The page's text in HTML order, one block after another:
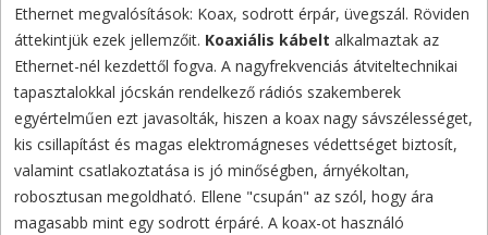
Ethernet megvalósítások: Koax, sodrott érpár, üvegszál. Röviden
áttekintjük ezek jellemzőit. Koaxiális kábelt alkalmaztak az
Ethernet-nél kezdettől fogva. A nagyfrekvenciás átviteltechnikai
tapasztalokkal jócskán rendelkező rádiós szakemberek
egyértelműen ezt javasolták, hiszen a koax nagy sávszélességet,
kis csillapítást és magas elektromágneses védettséget biztosít,
valamint csatlakoztatása is jó minőségben, árnyékoltan,
robosztusan megoldható. Ellene "csupán" az szól, hogy ára
magasabb mint egy sodrott érpáré. A koax-ot használó